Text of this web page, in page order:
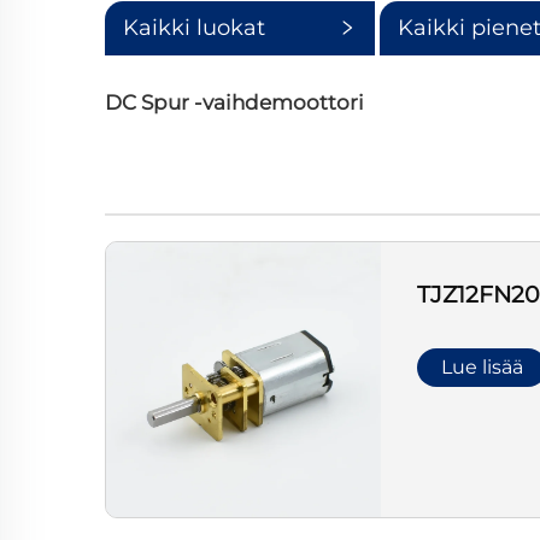
Kaikki luokat Kaikki pienet
DC Spur -vaihdemoottori
TJZ12FN20
Lue lisää